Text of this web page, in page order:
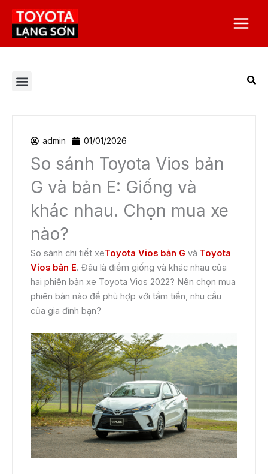
Nhảy
dung
Menu
admin 01/01/2026
So sánh Toyota Vios bản
G và bản E: Giống và
khác nhau. Chọn mua xe
nào?
So sánh chi tiết xeToyota Vios bản G và Toyota
Vios bản E. Đâu là điểm giống và khác nhau của
hai phiên bản xe Toyota Vios 2022? Nên chọn mua
phiên bản nào để phù hợp với tầm tiền, nhu cầu
của gia đình bạn?